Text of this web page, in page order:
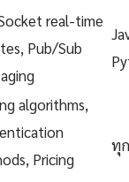
real-time
Pub/Sub
algorithms,
Pricing
ทุ